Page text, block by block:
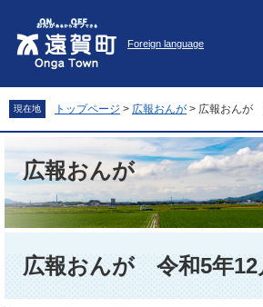
先
頭
を
飛
文
へ
Foreign language
現在地 トップページ > 広報おんが > 広報おんが
広報おんが
広報おんが 令和5年12